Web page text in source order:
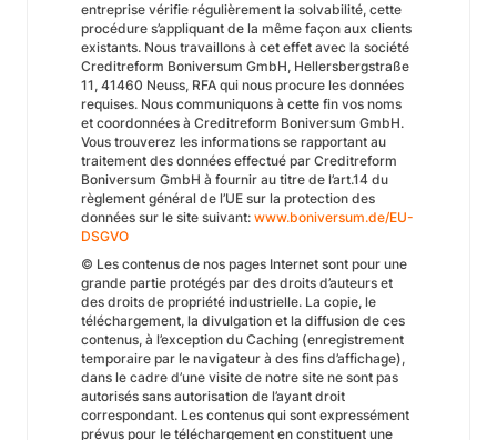
entreprise vérifie régulièrement la solvabilité, cette
procédure s’appliquant de la même façon aux clients
existants. Nous travaillons à cet effet avec la société
Creditreform Boniversum GmbH, Hellersbergstraße
11, 41460 Neuss, RFA qui nous procure les données
requises. Nous communiquons à cette fin vos noms
et coordonnées à Creditreform Boniversum GmbH.
Vous trouverez les informations se rapportant au
traitement des données effectué par Creditreform
Boniversum GmbH à fournir au titre de l’art.14 du
règlement général de l’UE sur la protection des
données sur le site suivant: www.boniversum.de/EU-
DSGVO
© Les contenus de nos pages Internet sont pour une
grande partie protégés par des droits d’auteurs et
des droits de propriété industrielle. La copie, le
téléchargement, la divulgation et la diffusion de ces
contenus, à l’exception du Caching (enregistrement
temporaire par le navigateur à des fins d’affichage),
dans le cadre d’une visite de notre site ne sont pas
autorisés sans autorisation de l’ayant droit
correspondant. Les contenus qui sont expressément
prévus pour le téléchargement en constituent une